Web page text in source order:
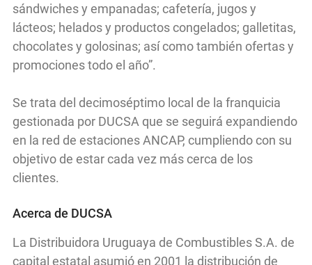
sándwiches y empanadas; cafetería, jugos y
lácteos; helados y productos congelados; galletitas,
chocolates y golosinas; así como también ofertas y
promociones todo el año”.
Se trata del decimoséptimo local de la franquicia
gestionada por DUCSA que se seguirá expandiendo
en la red de estaciones ANCAP, cumpliendo con su
objetivo de estar cada vez más cerca de los
clientes.
Acerca de DUCSA
La Distribuidora Uruguaya de Combustibles S.A. de
capital estatal asumió en 2001 la distribución de